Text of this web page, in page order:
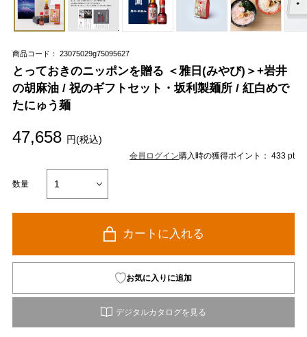
商品コード： 23075029g75095627
とっておきのニッポンを贈る ＜雅日(みやび)＞+岩井
の胡麻油 / 祝のギフトセット・坂利製麺所 / 紅白めで
たにゅう麺
47,658 円(税込)
会員ログイン購入時の獲得ポイント： 433 pt
数量
カートに入れる
お気に入りに追加